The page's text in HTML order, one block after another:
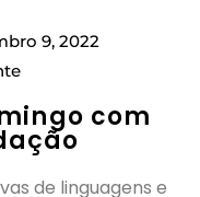
9, 2022
com
de linguagens e